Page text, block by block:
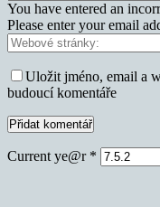
You have entered an
Please enter your email
Uložit jméno, email a
budoucí komentáře
Current ye@r *